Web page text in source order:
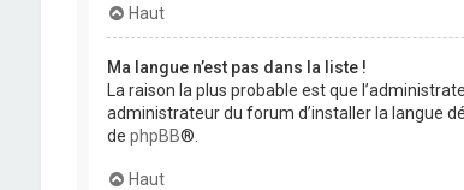
Haut
Ma langue n’est pas dans la liste !
La raison la plus probable est que
administrateur du forum d’installer la langue
de phpBB®.
Haut